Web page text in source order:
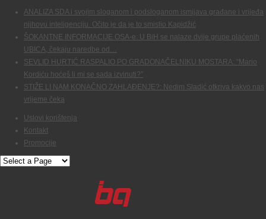
ANALIZA SDA i svojim sloganom i podsloganom ismijava građane i vrijeđa
njihovu inteligenciju. Očito je da je to smislio Kapidžić
ŠOKANTNE INFORMACIJE OSA-e: U BiH se nalaze dvije grupe plaćenih
UBICA, čekaju naredbe od…
SEVLID HURTIĆ RASPALIO PO GRADONAČELNIKU MOSTARA: “Mario
Kordiću hoćeš li mi se sada izvinuti?”
STIŽE LI NAM KONAČNO ZAHLAĐENJE?: Nedim Sladić otkriva kakvo nas
vrijeme čeka
Uslovi korištenja
Kontakt
Promocije